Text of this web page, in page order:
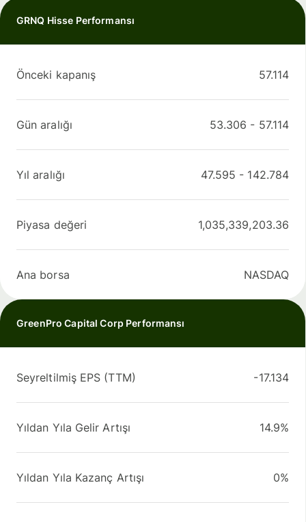
GRNQ Hisse Performansı
Önceki kapanış 57.114
Gün aralığı 53.306 - 57.114
Yıl aralığı 47.595 - 142.784
Piyasa değeri 1,035,339,203.36
Ana borsa NASDAQ
GreenPro Capital Corp Performansı
Seyreltilmiş EPS (TTM) -17.134
Yıldan Yıla Gelir Artışı 14.9%
Yıldan Yıla Kazanç Artışı 0%